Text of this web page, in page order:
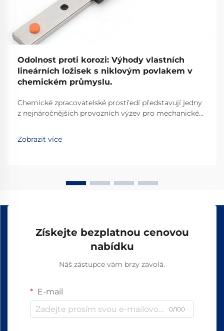
Odolnost proti korozi: Výhody vlastních
lineárních ložisek s niklovým povlakem v
chemickém průmyslu.
Chemické zpracovatelské prostředí představují jedny
z nejnáročnějších provozních výzev pro mechanické
korozivní chemikálie, kyseliny a louhové látky,
vyžaduje řešení navržená s precizní technickou
Zobrazit více
Získejte bezplatnou cenovou
nabídku
Náš zástupce vám brzy zavolá.
E-mail
0/100